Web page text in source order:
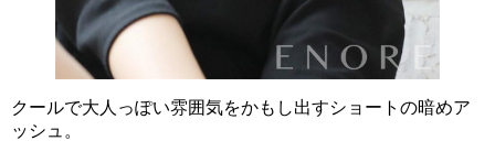
クールで大人っぽい雰囲気をかもし出すショートの暗めア
ッシュ。